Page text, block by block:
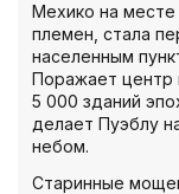
Мехико на месте
племен, стала
населенным
Поражает центр
5 000 зданий
делает Пуэблу
небом.
Старинные